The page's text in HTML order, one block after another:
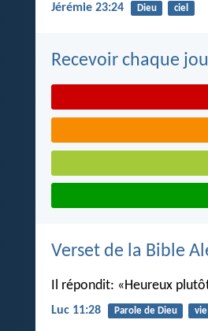
Jérémie 23:24 Dieu ciel
Recevoir chaque
Verset de la Bible
Il répondit: «Heureux
Luc 11:28 Parole de Dieu vie